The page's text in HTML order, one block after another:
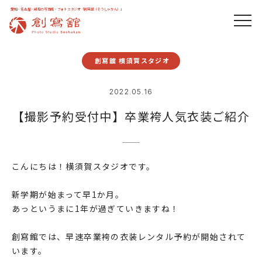
愛知・名古屋・岐阜の写真館・フォトスタジオ「創寫舘（そうしゃかん）」
創寫舘 横須賀スタジオ
2022.05.16
【撮影予約受付中】卒業袴人気衣装ご紹介
こんにちは！横須賀スタジオです。
新学期が始まって早1か月。
あっというまに1年が過ぎていきますね！
創寫館では、早速卒業袴の衣装レンタル予約が開始されて
います。